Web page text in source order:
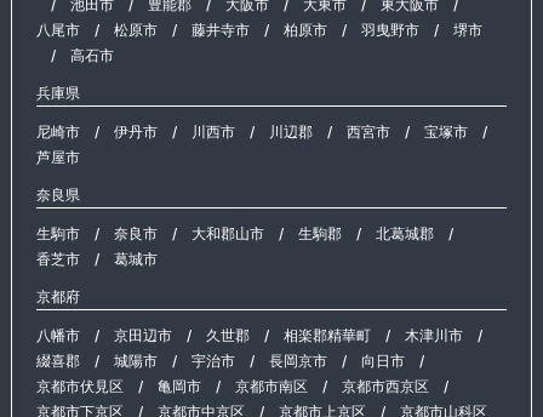
/ 池田市/ 豊能郡/ 大阪市/ 大東市/ 東大阪市/
八尾市/ 松原市/ 藤井寺市/ 柏原市/ 羽曳野市/ 堺市
/ 高石市
兵庫県
尼崎市/ 伊丹市/ 川西市/ 川辺郡/ 西宮市/ 宝塚市/
芦屋市
奈良県
生駒市/ 奈良市/ 大和郡山市/ 生駒郡/ 北葛城郡/
香芝市/ 葛城市
京都府
八幡市/ 京田辺市/ 久世郡/ 相楽郡精華町/ 木津川市/
綴喜郡/ 城陽市/ 宇治市/ 長岡京市/ 向日市/
京都市伏見区/ 亀岡市/ 京都市南区/ 京都市西京区/
京都市下京区/ 京都市中京区/ 京都市上京区/ 京都市山科区